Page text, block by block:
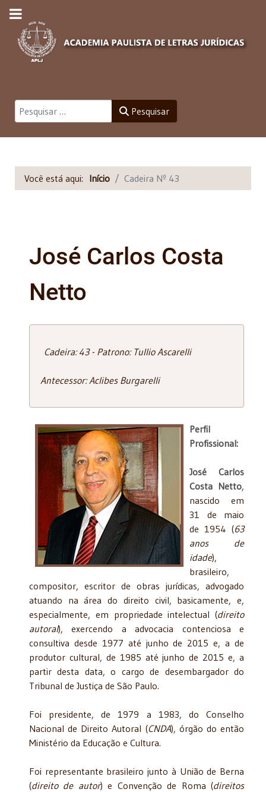
Pesquisar Pesquisar
Você está aqui: Início Cadeira Nº 43
José Carlos Costa
Netto
Cadeira: 43 - Patrono: Tullio Ascarelli
Antecessor: Aclibes Burgarelli
Perfil
Profissional:
José Carlos
Costa Netto,
nascido em
31 de maio
de 1954 (63
anos de
idade),
brasileiro,
compositor, escritor de obras jurídicas, advogado
atuando na área do direito civil, basicamente, e,
especialmente, em propriedade intelectual (direito
autoral), exercendo a advocacia contenciosa e
consultiva desde 1977 até junho de 2015 e, a de
produtor cultural, de 1985 até junho de 2015 e, a
partir desta data, o cargo de desembargador do
Tribunal de Justiça de São Paulo.
Foi presidente, de 1979 a 1983, do Conselho
Nacional de Direito Autoral (CNDA), órgão do então
Ministério da Educação e Cultura.
Foi representante brasileiro junto à União de Berna
(direito de autor) e Convenção de Roma (direitos